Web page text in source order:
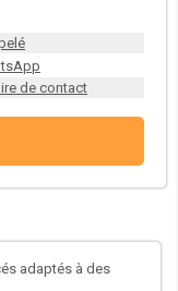
adaptés à des
de contact